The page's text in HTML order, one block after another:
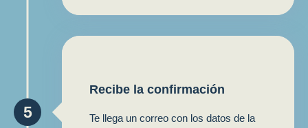
Recibe la confirmación
Te llega un correo con los datos de la
5